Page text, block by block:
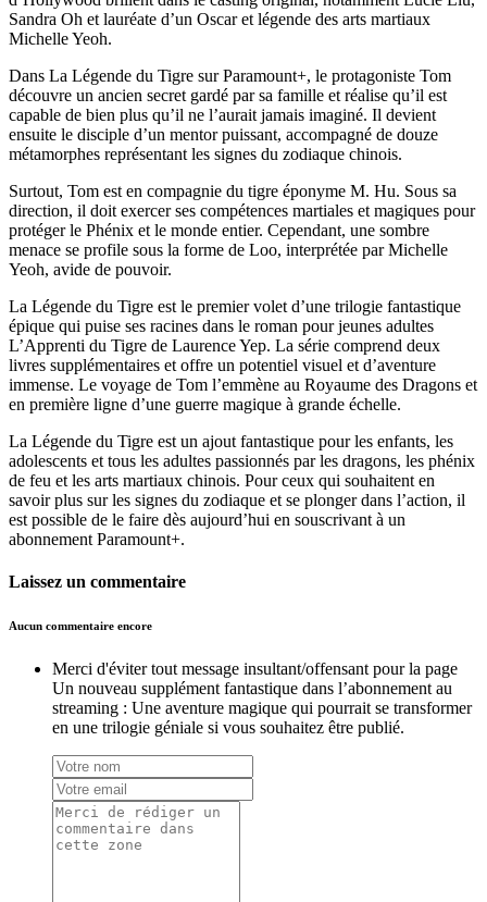
Sandra Oh et lauréate d’un Oscar et légende des arts martiaux
Michelle Yeoh.
Dans La Légende du Tigre sur Paramount+, le protagoniste Tom
découvre un ancien secret gardé par sa famille et réalise qu’il est
capable de bien plus qu’il ne l’aurait jamais imaginé. Il devient
ensuite le disciple d’un mentor puissant, accompagné de douze
métamorphes représentant les signes du zodiaque chinois.
Surtout, Tom est en compagnie du tigre éponyme M. Hu. Sous sa
direction, il doit exercer ses compétences martiales et magiques pour
protéger le Phénix et le monde entier. Cependant, une sombre
menace se profile sous la forme de Loo, interprétée par Michelle
Yeoh, avide de pouvoir.
La Légende du Tigre est le premier volet d’une trilogie fantastique
épique qui puise ses racines dans le roman pour jeunes adultes
L’Apprenti du Tigre de Laurence Yep. La série comprend deux
livres supplémentaires et offre un potentiel visuel et d’aventure
immense. Le voyage de Tom l’emmène au Royaume des Dragons et
en première ligne d’une guerre magique à grande échelle.
La Légende du Tigre est un ajout fantastique pour les enfants, les
adolescents et tous les adultes passionnés par les dragons, les phénix
de feu et les arts martiaux chinois. Pour ceux qui souhaitent en
savoir plus sur les signes du zodiaque et se plonger dans l’action, il
est possible de le faire dès aujourd’hui en souscrivant à un
abonnement Paramount+.
Laissez un commentaire
Aucun commentaire encore
Merci d'éviter tout message insultant/offensant pour la page
Un nouveau supplément fantastique dans l’abonnement au
streaming : Une aventure magique qui pourrait se transformer
en une trilogie géniale si vous souhaitez être publié.